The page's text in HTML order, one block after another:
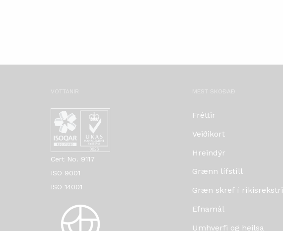
VOTTANIR
Cert No. 9117
ISO 9001
ISO 14001
MEST SKOÐAÐ
Fréttir
Veiðikort
Hreindýr
Grænn lífstíll
Græn skref í ríkisrekstri
Efnamál
Umhverfi og heilsa